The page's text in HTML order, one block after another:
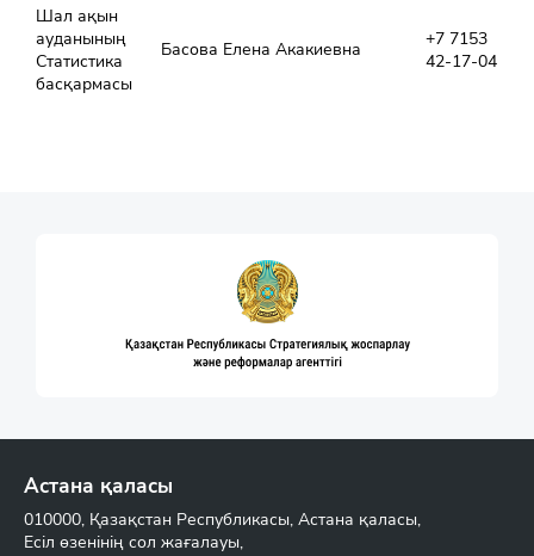
Шал ақын
ауданының
Статистика
басқармасы
Басова Елена Акакиевна
+7 7153
42-17-04
Астана қаласы
010000, Қазақстан Республикасы, Астана қаласы,
Есіл өзенінің сол жағалауы,